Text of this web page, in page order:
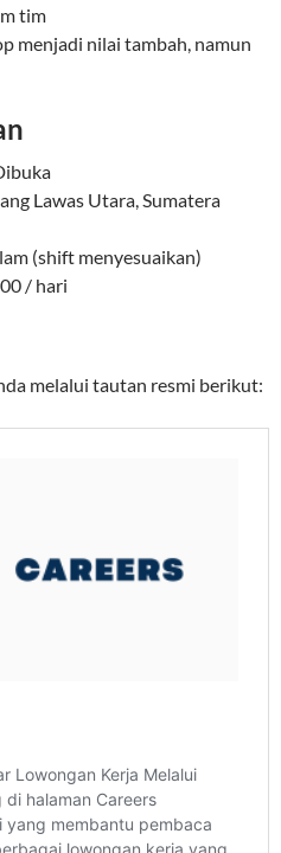
tim
menjadi nilai tambah, namun
Lawas Utara, Sumatera
(shift menyesuaikan)
/ hari
melalui tautan resmi berikut: